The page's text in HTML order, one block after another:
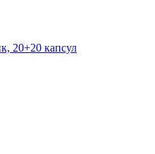
20+20 капсул